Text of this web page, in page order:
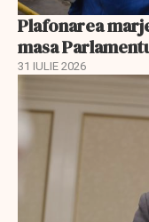
Plafonarea
masa
31 IULIE 2026